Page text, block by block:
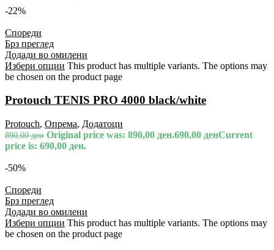
-22%
Спореди
Брз преглед
Додади во омилени
Избери опции This product has multiple variants. The options may
be chosen on the product page
Protouch TENIS PRO 4000 black/white
Protouch, Опрема, Додатоци
890,00ден Original price was: 890,00 ден.690,00 денCurrent
price is: 690,00 ден.
-50%
Спореди
Брз преглед
Додади во омилени
Избери опции This product has multiple variants. The options may
be chosen on the product page